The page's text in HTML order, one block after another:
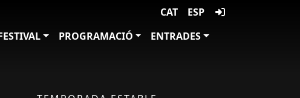
CAT
ESP
PROGRAMACIÓ
ENTRADES